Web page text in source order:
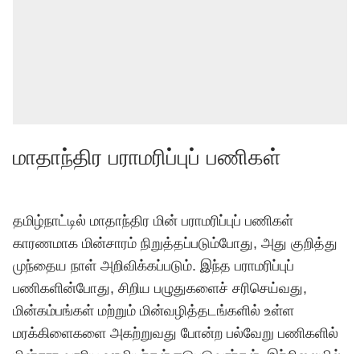
மாதாந்திர பராமரிப்புப் பணிகள்
தமிழ்நாட்டில் மாதாந்திர மின் பராமரிப்புப் பணிகள்
காரணமாக மின்சாரம் நிறுத்தப்படும்போது, அது குறித்து
முந்தைய நாள் அறிவிக்கப்படும். இந்த பராமரிப்புப்
பணிகளின்போது, சிறிய பழுதுகளைச் சரிசெய்வது,
மின்கம்பங்கள் மற்றும் மின்வழித்தடங்களில் உள்ள
மரக்கிளைகளை அகற்றுவது போன்ற பல்வேறு பணிகளில்